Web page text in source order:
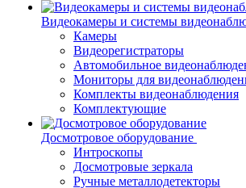
Видеокамеры и системы
Камеры
Видеорегистраторы
Автомобильное
Мониторы для
Комплекты видеонаблюдения
Комплектующие
Досмотровое оборудование
Интроскопы
Досмотровые зеркала
Ручные металлодетекторы